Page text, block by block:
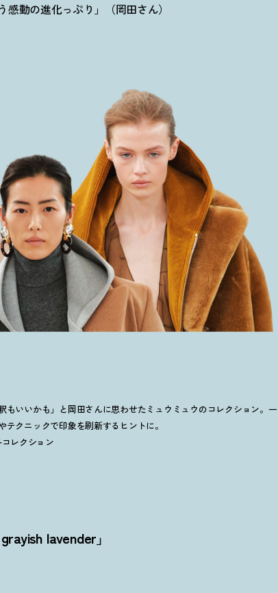
動の進化っぷり」（岡田さん）
もいいかも」と岡田さんに思わせたミュウミュウのコレクション。一
クニックで印象を刷新するヒントに。
レクション
lavender」